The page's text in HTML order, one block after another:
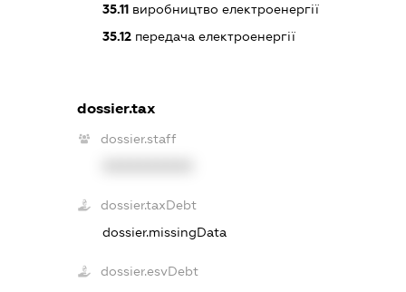
35.11 виробництво електроенергії
35.12 передача електроенергії
dossier.tax
dossier.staff
dossier.taxDebt
dossier.missingData
dossier.esvDebt